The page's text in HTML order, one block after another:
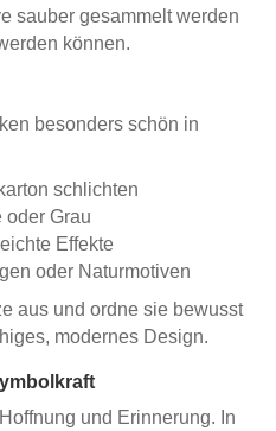
sauber gesammelt werden
können.
besonders schön in
schlichten
oder Grau
Effekte
oder Naturmotiven
aus und ordne sie bewusst
modernes Design.
und Erinnerung. In